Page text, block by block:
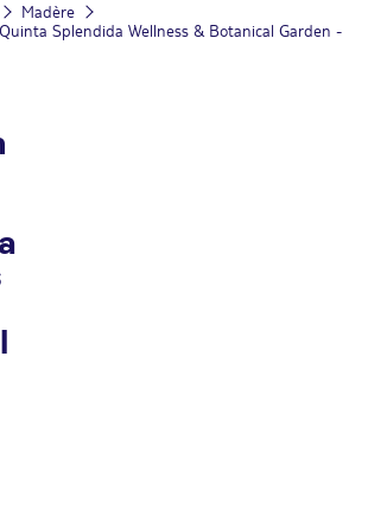
Madère
Splendida Wellness & Botanical Garden -